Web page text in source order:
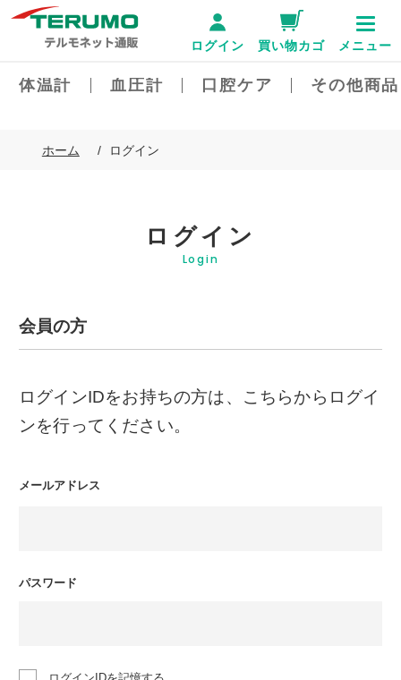
体温計 血圧計 口腔ケア その他商
ログイン 買い物カゴ メニュー
ホーム ログイン
ログイン
Login
会員の方
ログインIDをお持ちの方は、こちらからログイ
ンを行ってください。
メールアドレス
パスワード